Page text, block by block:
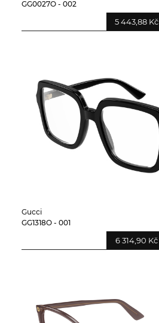
GG0027O - 002
5 443,88 Kč
Gucci
GG1318O - 001
6 314,90 Kč